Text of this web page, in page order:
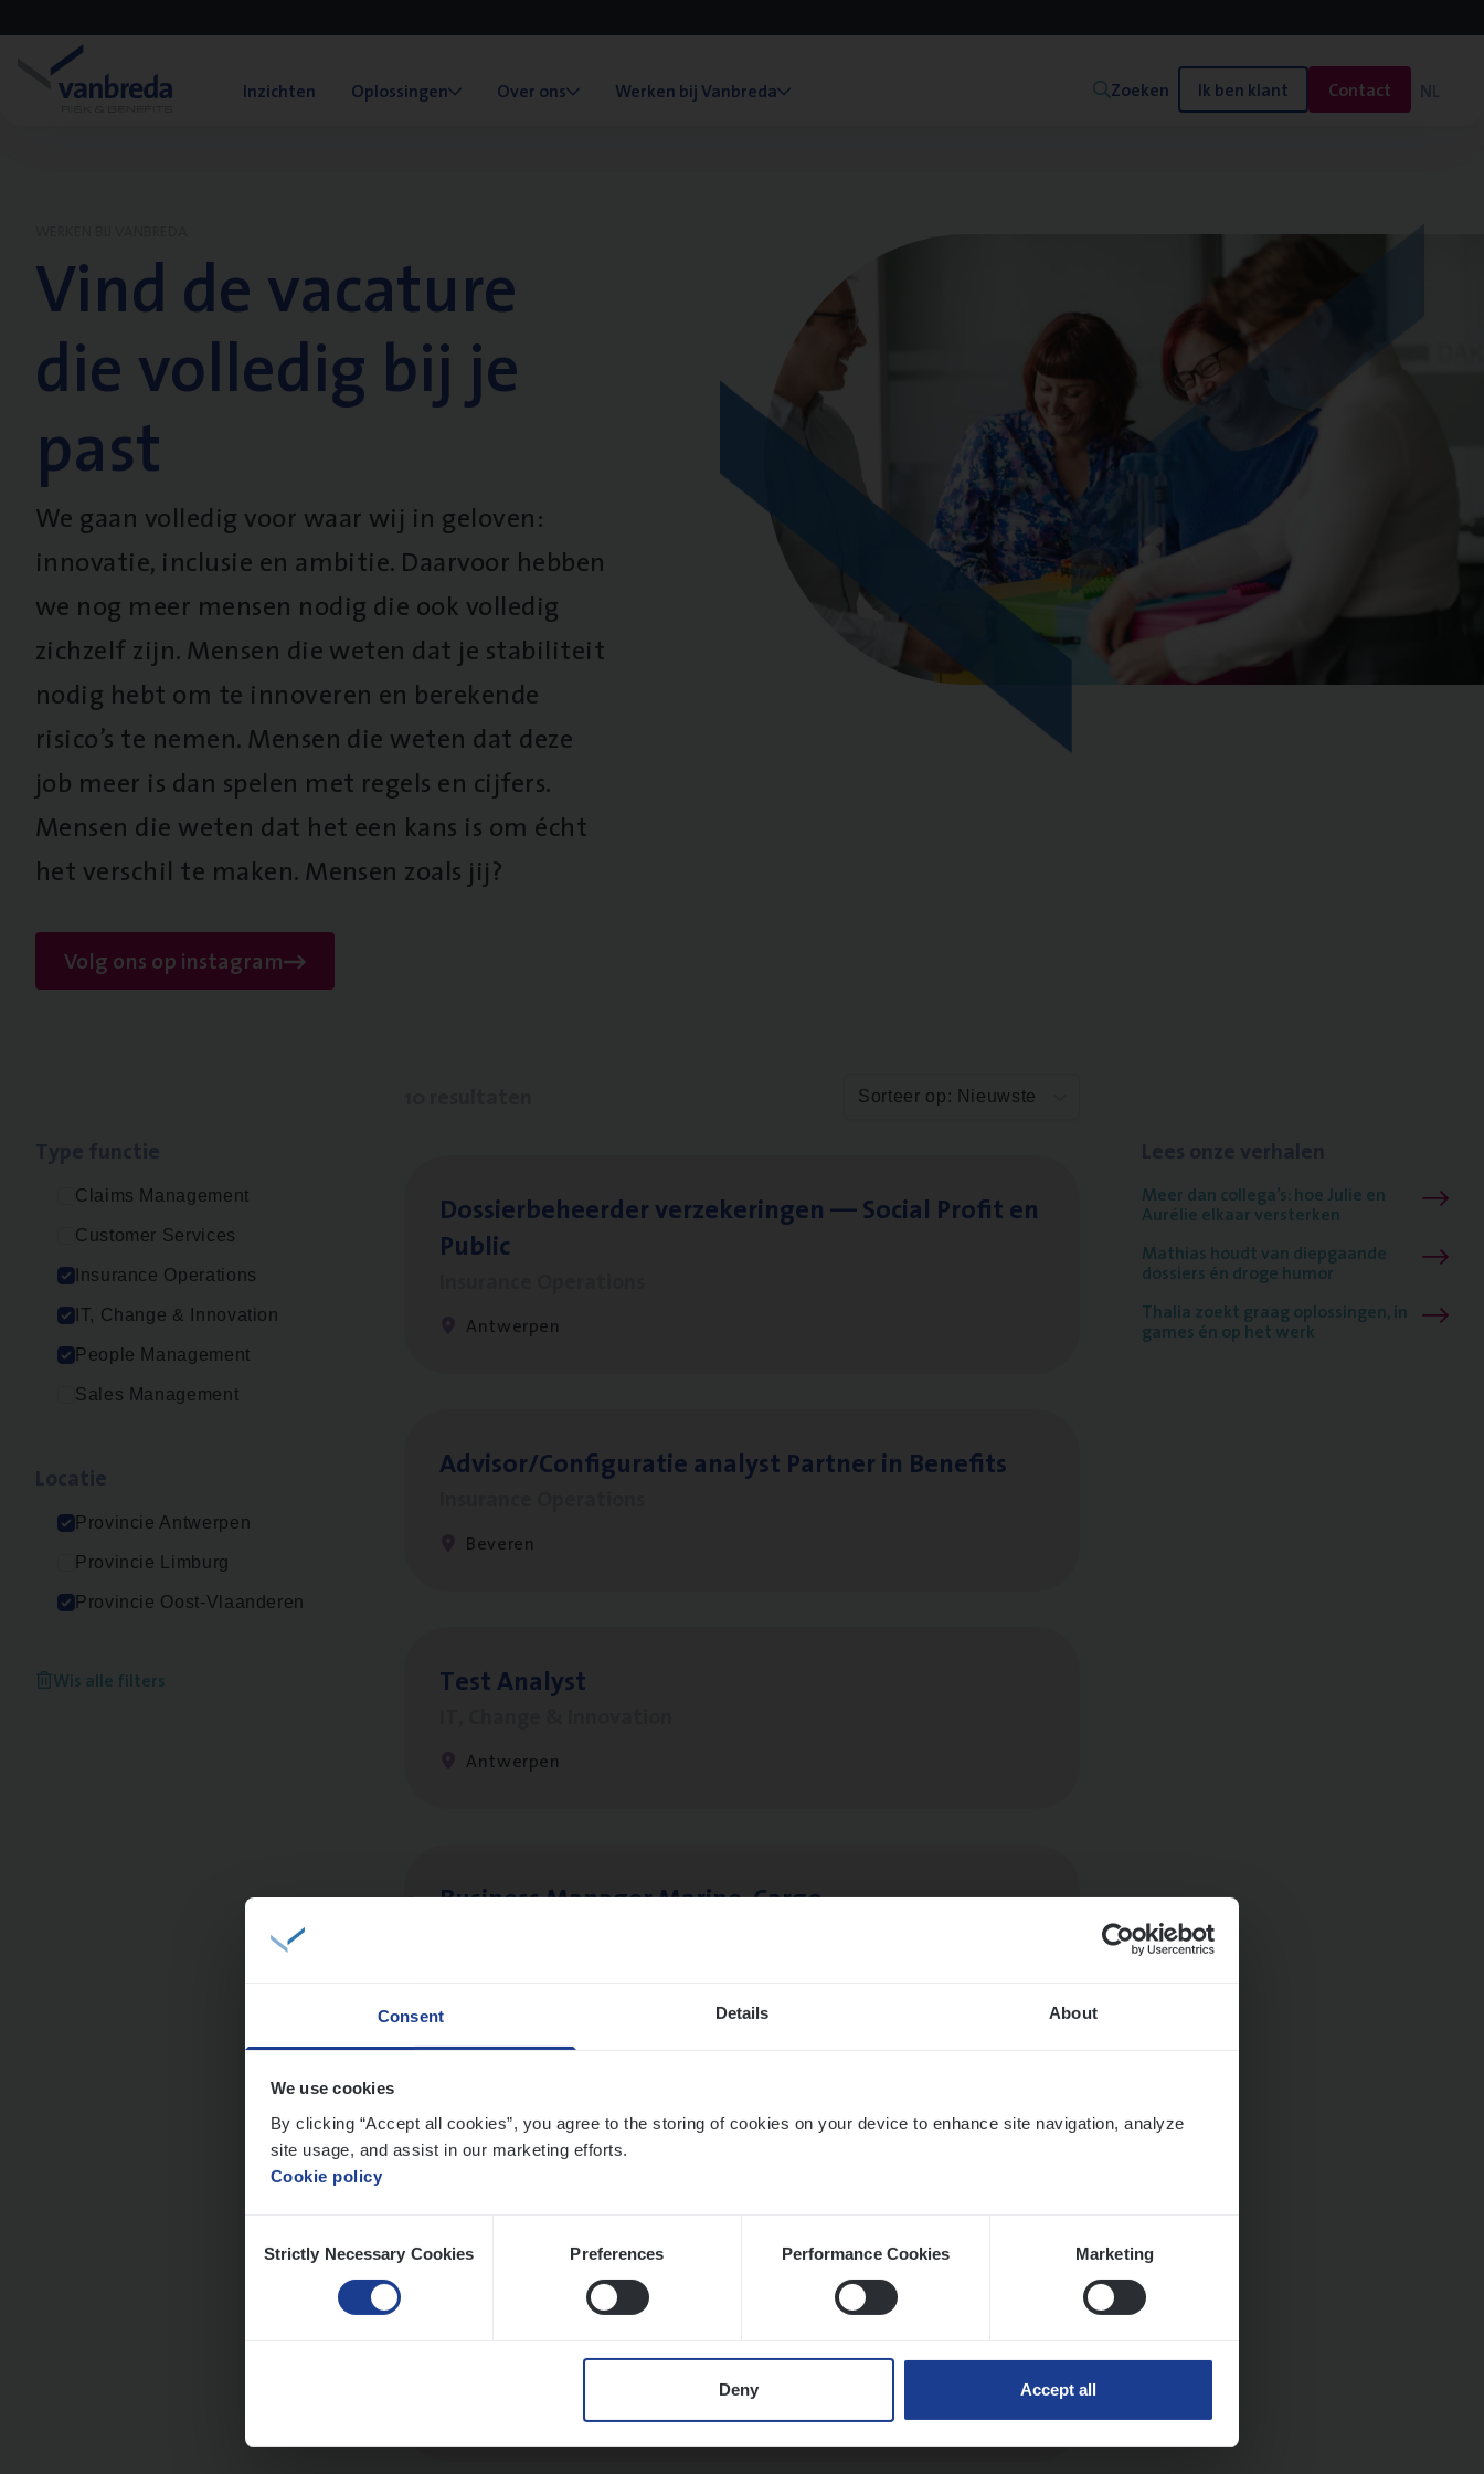
Consent Details About
We use cookies
By clicking “Accept all cookies”, you agree to the storing of cookies on your device to enhance site navigation, analyze
site usage, and assist in our marketing efforts.
Cookie policy
Selection
Strictly Necessary Cookies Preferences Performance Cookies Marketing
Deny Accept all
Inzichten Oplossingen Over ons Werken bij Vanbreda Zoeken Ik ben klant Contact NL
Vind de vacature
die volledig bij je
past
We gaan volledig voor waar wij in geloven:
innovatie, inclusie en ambitie. Daarvoor hebben
we nog meer mensen nodig die ook volledig
zichzelf zijn. Mensen die weten dat je stabiliteit
nodig hebt om te innoveren en berekende
risico’s te nemen. Mensen die weten dat deze
job meer is dan spelen met regels en cijfers.
Mensen die weten dat het een kans is om écht
het verschil te maken. Mensen zoals jij?
Volg ons op instagram
Claims Management
Customer Services
Insurance Operations
IT, Change & Innovation
People Management
Sales Management
Provincie Antwerpen
Provincie Limburg
Provincie Oost-Vlaanderen
Wis alle filters
Sorteer op: Nieuwste
Dos­sier­be­heer­der ver­ze­ke­rin­gen — Soci­al Pro­fit en
Public
Antwerpen
Advisor/​Configuratie ana­lyst Part­ner in Benefits
Beveren
Test Ana­lyst
Antwerpen
Busi­ness Mana­ger Mari­ne Cargo
Client Exe­cu­ti­ve Marine
Insurance Operations
Insurance Operations
Antwerpen en Hasselt
Meer dan collega’s: hoe Julie en
Aurélie elkaar versterken
Mathias houdt van diepgaande
dossiers én droge humor
Thalia zoekt graag oplossingen, in
games én op het werk